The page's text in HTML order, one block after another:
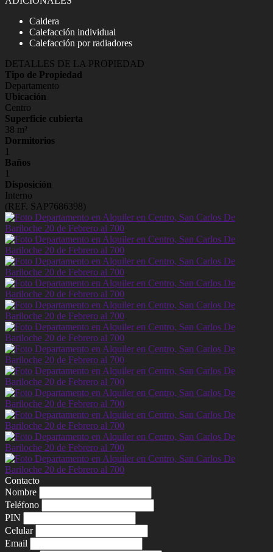
Caldera
Calefacción individual
Calefacción por radiadores
DETALLES DE LA PROPIEDAD
Tipo de Propiedad
Departamento
Ubicación
Centro
Superficie cubierta
38 m²
Dormitorios
1
Baños
1
Disposición
Interno
(REF. SAP7686398)
Contacto
Nombre
Teléfono
PIN
Celular
Email